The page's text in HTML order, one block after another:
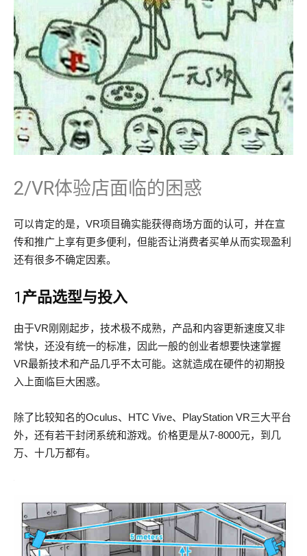
2/VR体验店面临的困惑
可以肯定的是，VR项目确实能获得商场方面的认可，并在宣
传和推广上享有更多便利，但能否让消费者买单从而实现盈利
还有很多不确定因素。
1 产品选型与投入
由于VR刚刚起步，技术极不成熟，产品和内容更新速度又非
常快，还没有统一的标准，因此一般的创业者想要快速掌握
VR最新技术和产品几乎不太可能。这就造成在硬件的初期投
入上面临巨大困惑。
除了比较知名的Oculus、HTC Vive、PlayStation VR三大平台
外，还有若干封闭系统和游戏。价格更是从7-8000元，到几
万、十几万都有。